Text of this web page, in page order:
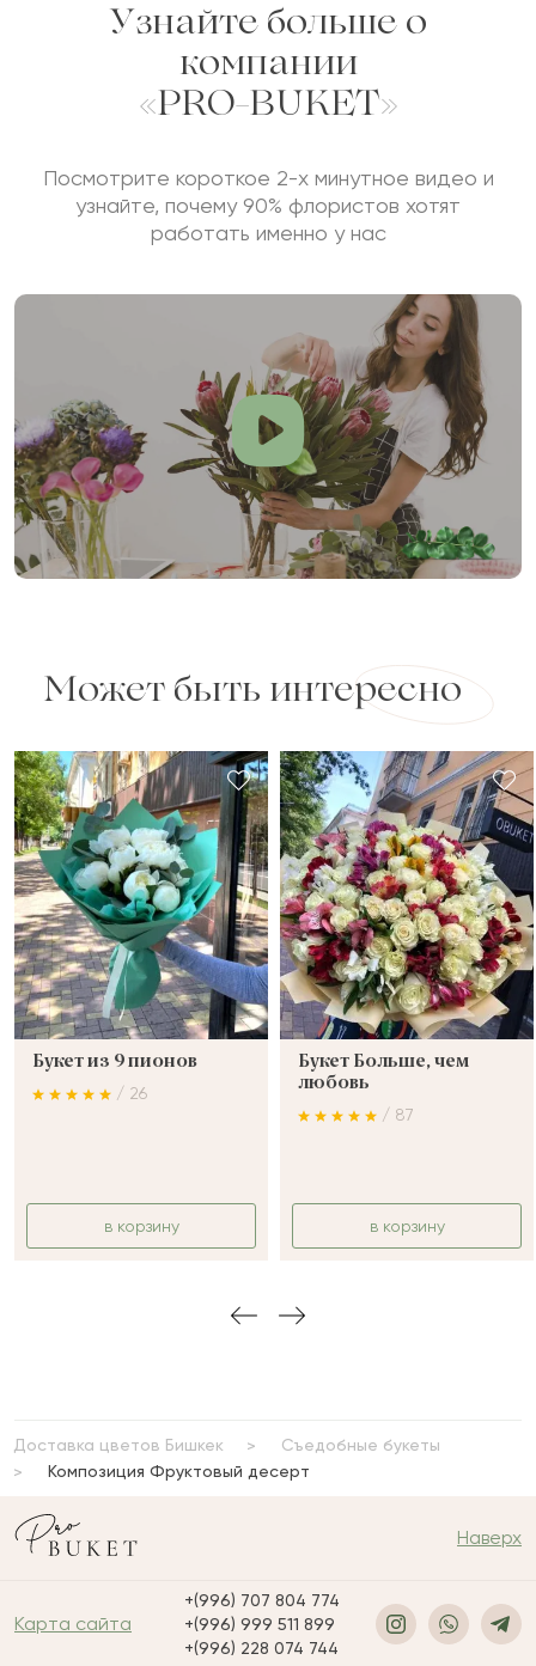
Узнайте больше о
компании
«PRO-BUKET»
Посмотрите короткое 2-х минутное видео и
узнайте, почему 90% флористов хотят
работать именно у нас
Может быть интересно
Букет из 9 пионов
/ 26
в корзину
Букет Больше, чем
любовь
/ 87
в корзину
Доставка цветов Бишкек
Съедобные букеты
Композиция Фруктовый десерт
Наверх
Карта сайта
+(996) 707 804 774
+(996) 999 511 899
+(996) 228 074 744